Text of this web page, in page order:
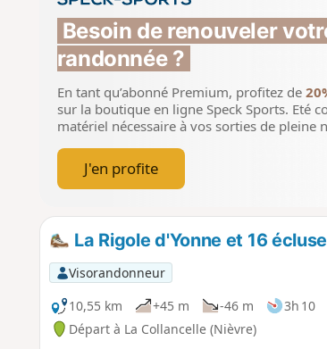
Besoin de renouveler
randonnée ?
En tant qu’abonné Premium, profitez de
sur la boutique en ligne Speck Sports. Eté
matériel nécessaire à vos sorties de pleine
J'en profite
La Rigole d'Yonne et 16
Visorandonneur
10,55 km
+45 m -46 m 3h 10
Départ à La Collancelle (Nièvre)